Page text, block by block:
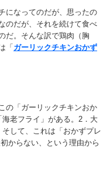
になってのだが、思ったの
のだが、それを続けて食べ
だ。そんな訳で鶏肉（胸
「 ガーリックチキンおかず
の「ガーリックチキンおか
老フライ」がある。2．大
して、これは「おかずプレ
からない、という理由から